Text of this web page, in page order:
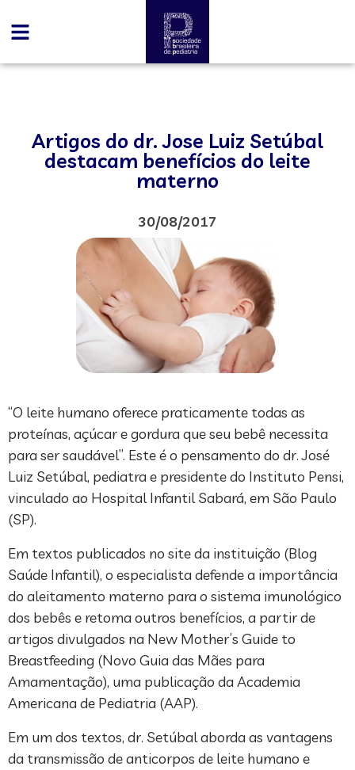
Artigos do dr. Jose Luiz Setúbal
destacam benefícios do leite
materno
30/08/2017
“O leite humano oferece praticamente todas as
proteínas, açúcar e gordura que seu bebê necessita
para ser saudável”. Este é o pensamento do dr. José
Luiz Setúbal, pediatra e presidente do Instituto Pensi,
vinculado ao Hospital Infantil Sabará, em São Paulo
(SP).
Em textos publicados no site da instituição (Blog
Saúde Infantil), o especialista defende a importância
do aleitamento materno para o sistema imunológico
dos bebês e retoma outros benefícios, a partir de
artigos divulgados na New Mother’s Guide to
Breastfeeding (Novo Guia das Mães para
Amamentação), uma publicação da Academia
Americana de Pediatria (AAP).
Em um dos textos, dr. Setúbal aborda as vantagens
da transmissão de anticorpos de leite humano e